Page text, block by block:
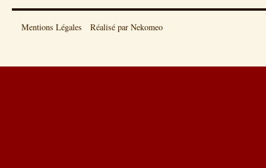
Mentions Légales Réalisé par Nekomeo